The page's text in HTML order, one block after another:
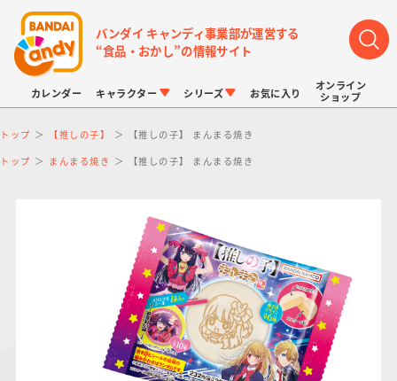
バンダイ キャンディ事業部が運営する
“食品・おかし”の情報サイト
カレンダー キャラクター
プリキュアシリーズ
シリーズ
チョコサプ
お気に入り
オンライン
ショップ
トップ 【推しの子】 【推しの子】 まんまる焼き
トップ まんまる焼き 【推しの子】 まんまる焼き